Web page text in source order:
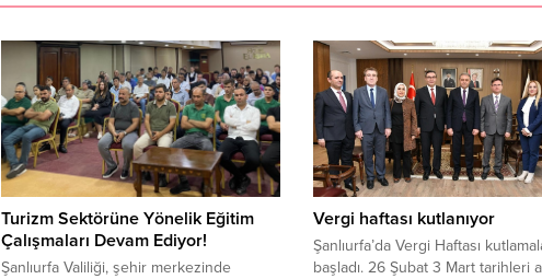
Turizm Sektörüne Yönelik Eğitim
Çalışmaları Devam Ediyor!
Şanlıurfa Valiliği, şehir merkezinde
Vergi haftası kutlanıyor
Şanlıurfa’da Vergi Haftası
başladı. 26 Şubat 3 Mart tarihleri